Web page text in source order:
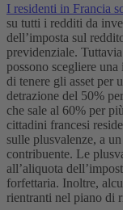
I residenti in Francia
su tutti i redditi da
dell’imposta sul
previdenziale.
possono scegliere
di tenere gli asset per
detrazione del 50%
che sale al 60% per
cittadini francesi
sulle plusvalenze, a
contribuente. Le
all’aliquota
forfettaria. Inoltre,
rientranti nel piano di